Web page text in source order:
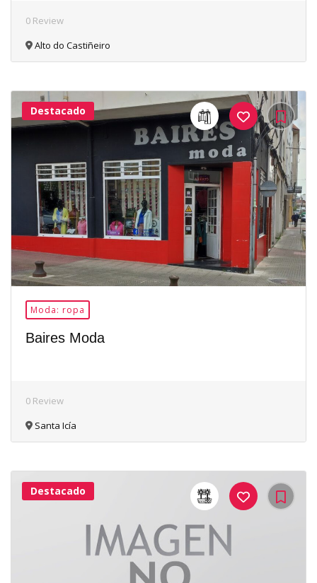
0 Review
Alto do Castiñeiro
24Me
Gusta
Destacado
Moda: ropa
Baires Moda
0 Review
Santa Icía
41Me
Destacado